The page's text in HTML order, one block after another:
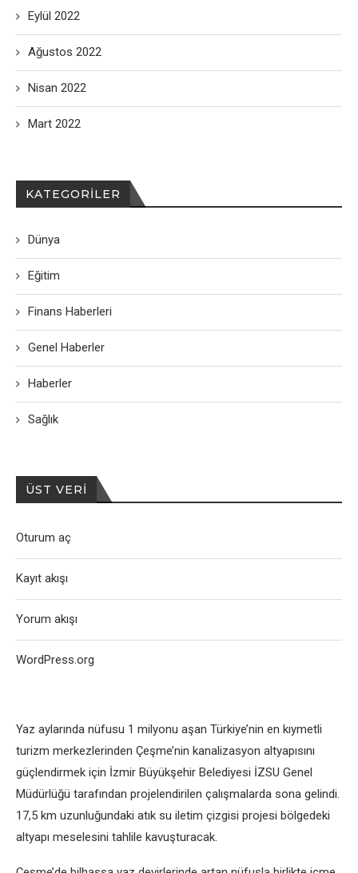
Yaz aylarında nüfusu 1 milyonu aşan Türkiye’nin en kıymetli
turizm merkezlerinden Çeşme’nin kanalizasyon altyapısını
güçlendirmek için İzmir Büyükşehir Belediyesi İZSU Genel
Müdürlüğü tarafından projelendirilen çalışmalarda sona gelindi.
17,5 km uzunluğundaki atık su iletim çizgisi projesi bölgedeki
altyapı meselesini tahlile kavuşturacak.
Eylül 2022
Ağustos 2022
Nisan 2022
Mart 2022
KATEGORILER
Dünya
Eğitim
Finans Haberleri
Genel Haberler
Haberler
Sağlık
ÜST VERI
Oturum aç
Kayıt akışı
Yorum akışı
WordPress.org